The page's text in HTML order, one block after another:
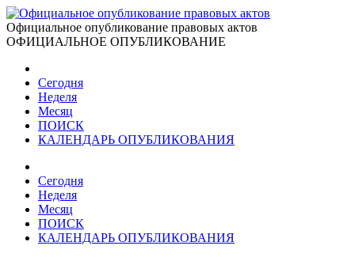
Официальное опубликование правовых актов
ОФИЦИАЛЬНОЕ ОПУБЛИКОВАНИЕ
Сегодня
Неделя
Месяц
ПОИСК
КАЛЕНДАРЬ ОПУБЛИКОВАНИЯ
Сегодня
Неделя
Месяц
ПОИСК
КАЛЕНДАРЬ ОПУБЛИКОВАНИЯ